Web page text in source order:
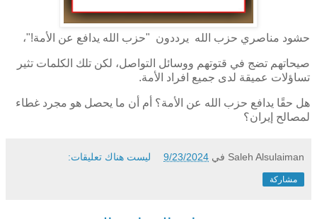
حشود مناصري حزب الله يرددون "حزب الله يدافع عن الأمة!"،
صيحاتهم تضج في قتوتهم ووسائل التواصل، لكن تلك الكلمات تثير
تساؤلات عميقة لدى جميع افراد الأمة.
هل حقًا يدافع حزب الله عن الأمة؟ أم أن ما يحصل هو مجرد غطاء
لمصالح إيران؟
Saleh Alsulaiman في 9/23/2024 ليست هناك تعليقات:
مشاركة